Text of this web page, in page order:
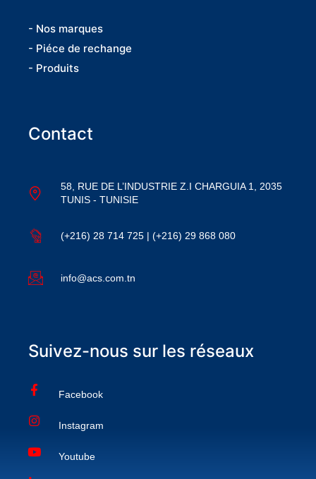
- Nos marques
- Piéce de rechange
- Produits
Contact
58, RUE DE L’INDUSTRIE Z.I CHARGUIA 1, 2035
TUNIS - TUNISIE
(+216) 28 714 725 | (+216) 29 868 080
info@acs.com.tn
Suivez-nous sur les réseaux
Facebook
Instagram
Youtube